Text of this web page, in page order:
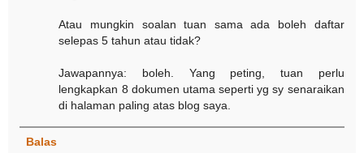
Atau mungkin soalan tuan sama ada boleh daftar
selepas 5 tahun atau tidak?
Jawapannya: boleh. Yang peting, tuan perlu
lengkapkan 8 dokumen utama seperti yg sy senaraikan
di halaman paling atas blog saya.
Balas